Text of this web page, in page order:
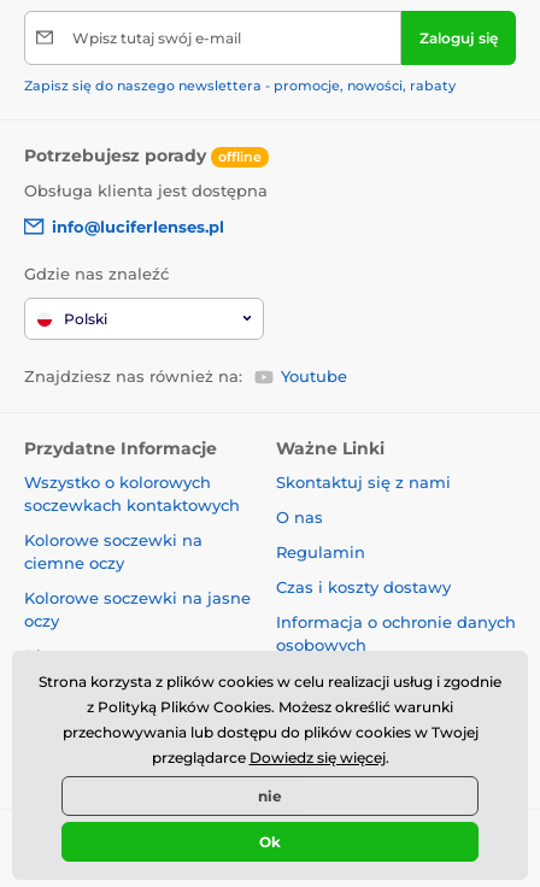
Wpisz tutaj swój e-mail Zaloguj się
Zapisz się do naszego newslettera - promocje, nowości, rabaty
Potrzebujesz porady offline
Obsługa klienta jest dostępna
info@luciferlenses.pl
Gdzie nas znaleźć
Polski
Znajdziesz nas również na: Youtube
Przydatne Informacje
Wszystko o kolorowych
soczewkach kontaktowych
Kolorowe soczewki na
ciemne oczy
Kolorowe soczewki na jasne
oczy
Blog
Ważne Linki
Skontaktuj się z nami
O nas
Regulamin
Czas i koszty dostawy
Informacja o ochronie danych
osobowych
Reklamacje i Odstąpienie od
Umowy
Bezpieczeństwo i jakość bez
kompromisów
© 2026 www.luciferlenses.pl ⦁ Utworzono e-sklep
Strona korzysta z plików cookies w celu realizacji usług i zgodnie
z Polityką Plików Cookies. Możesz określić warunki
przechowywania lub dostępu do plików cookies w Twojej
przeglądarce Dowiedz się więcej.
nie
Ok